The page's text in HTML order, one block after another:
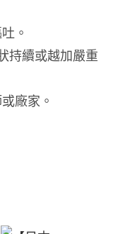
。
持續或越加嚴重
廠家。